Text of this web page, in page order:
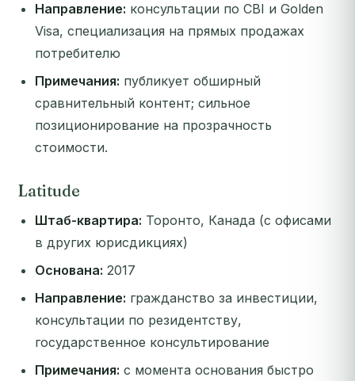
Направление: консультации по CBI и Golden
Visa, специализация на прямых продажах
потребителю
Примечания: публикует обширный
сравнительный контент; сильное
позиционирование на прозрачность
стоимости.
Latitude
Штаб-квартира: Торонто, Канада (с офисами
в других юрисдикциях)
Основана: 2017
Направление: гражданство за инвестиции,
консультации по резидентству,
государственное консультирование
Примечания: с момента основания быстро